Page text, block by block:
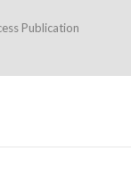
Publication